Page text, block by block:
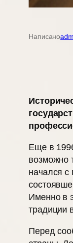
Написано
Еще в
возможно
начался с
Именно в
традиции
Перед